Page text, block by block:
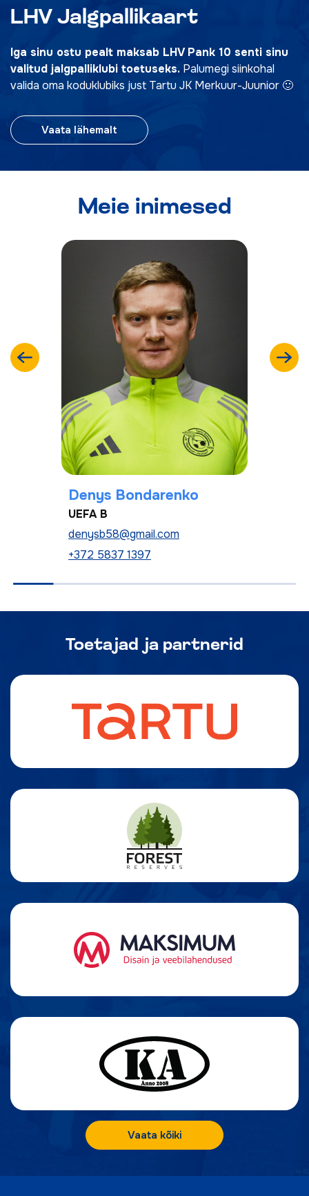
LHV Jalgpallikaart
Iga sinu ostu pealt maksab LHV Pank 10 senti sinu
valitud jalgpalliklubi toetuseks. Palumegi siinkohal
valida oma koduklubiks just Tartu JK Merkuur-Juunior 🙂
Vaata lähemalt
Meie inimesed
Denys Bondarenko
UEFA B
denysb58@gmail.com
+372 5837 1397
Toetajad ja partnerid
Vaata kõiki